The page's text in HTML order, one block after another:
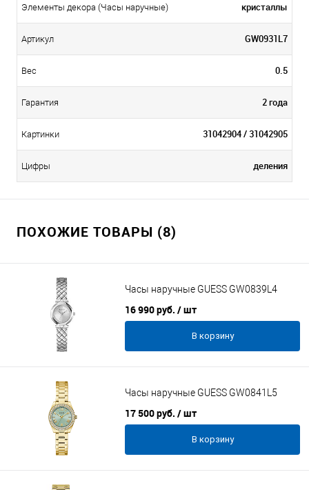
Элементы декора (Часы наручные) кристаллы
Артикул GW0931L7
Вес 0.5
Гарантия 2 года
Картинки 31042904 / 31042905
Цифры деления
ПОХОЖИЕ ТОВАРЫ (8)
Часы наручные GUESS GW0839L4
16 990 руб. / шт
В корзину
Часы наручные GUESS GW0841L5
17 500 руб. / шт
В корзину